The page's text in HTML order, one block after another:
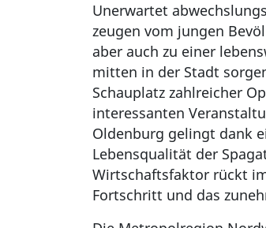
Unerwartet
zeugen vom jungen
aber auch zu einer
mitten in der Stadt
Schauplatz zahlreicher
interessanten
Oldenburg gelingt dank
Lebensqualität der
Wirtschaftsfaktor rückt
Fortschritt und das